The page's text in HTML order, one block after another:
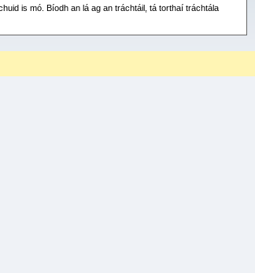
is mó. Bíodh an lá ag an tráchtáil, tá torthaí tráchtála